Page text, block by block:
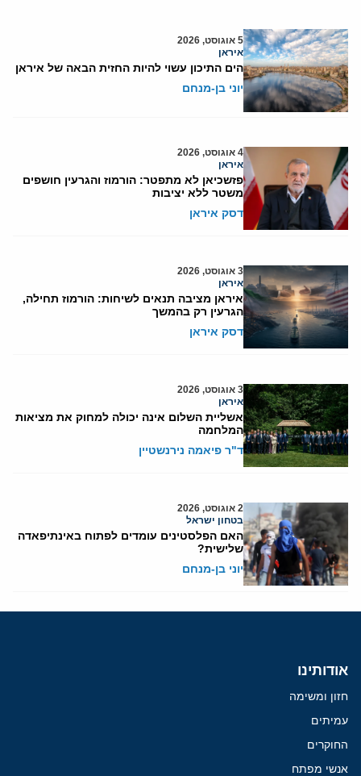
5 אוגוסט, 2026
איראן
הים התיכון עשוי להיות החזית הבאה של איראן
יוני בן-מנחם
4 אוגוסט, 2026
איראן
פזשכיאן לא מתפטר: הורמוז והגרעין חושפים
משטר ללא יציבות
דסק איראן
3 אוגוסט, 2026
איראן
איראן מציבה תנאים לשיחות: הורמוז תחילה,
הגרעין רק בהמשך
דסק איראן
3 אוגוסט, 2026
איראן
אשליית השלום אינה יכולה למחוק את מציאות
המלחמה
ד"ר פיאמה נירנשטיין
2 אוגוסט, 2026
בטחון ישראל
האם הפלסטינים עומדים לפתוח באינתיפאדה
שלישית?
יוני בן-מנחם
אודותינו
חזון ומשימה
עמיתים
החוקרים
אנשי מפתח